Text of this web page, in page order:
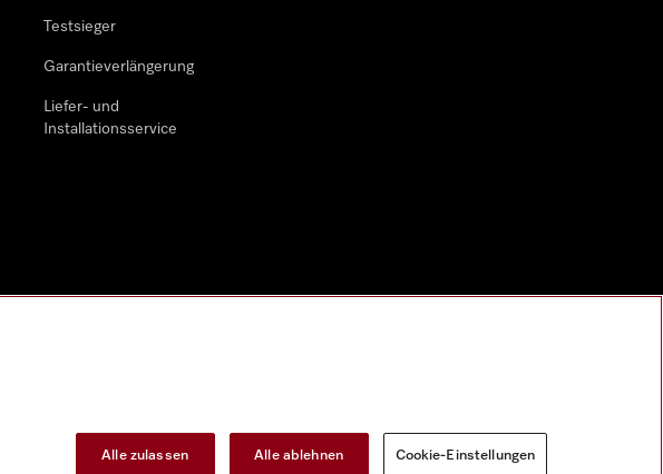
Testsieger
Garantieverlängerung
Liefer- und
Installationsservice
Alle zulassen Alle ablehnen Cookie-Einstellungen